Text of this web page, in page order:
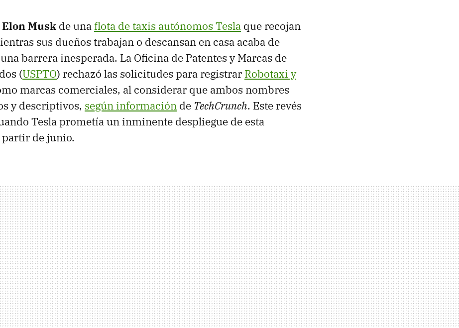
Elon Musk de una flota de taxis autónomos Tesla que recojan
sus dueños trabajan o descansan en casa acaba de
barrera inesperada. La Oficina de Patentes y Marcas de
(USPTO) rechazó las solicitudes para registrar Robotaxi y
marcas comerciales, al considerar que ambos nombres
y descriptivos, según información de TechCrunch. Este revés
Tesla prometía un inminente despliegue de esta
partir de junio.